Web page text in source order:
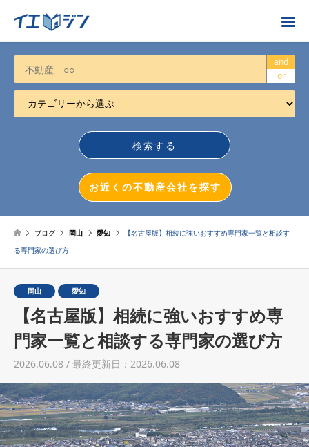
お近くの不動産会社を探す
カテゴリーから選ぶ
不動産売却
不動産投資
マンション売却
土地売却
税金について
運営会社
運営会社
and
or
お近くの不動産会社を探す
ブログ 岡山 愛知
【名古屋版】相続に強いおすすめ専門家一覧と相談す
る専門家の選び方
岡山 愛知
【名古屋版】相続に強いおすすめ専
門家一覧と相談する専門家の選び方
2026.06.08 / 最終更新日：2026.06.08